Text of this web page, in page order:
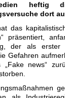
heftig
dort
das
präsentiert,
der als erster
Gefahren
news“